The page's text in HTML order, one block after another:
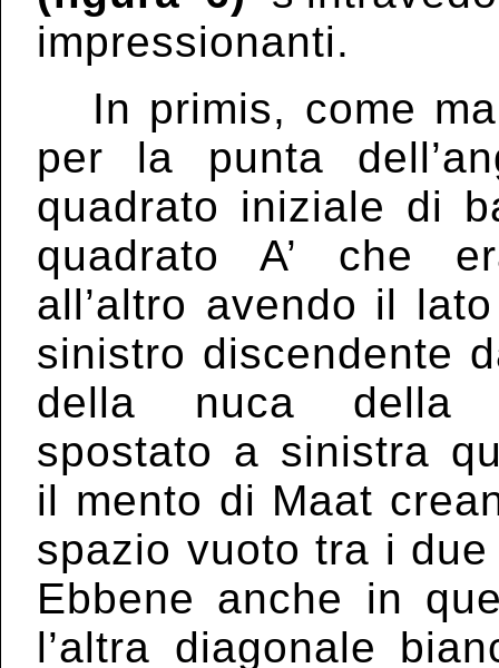
impressionanti.
In primis, come
per la punta
quadrato iniziale di
quadrato A’ che
all’altro avendo il
sinistro discendente
della nuca
spostato a sinistra
il mento di Maat
spazio vuoto tra i
Ebbene anche in
l’altra diagonale